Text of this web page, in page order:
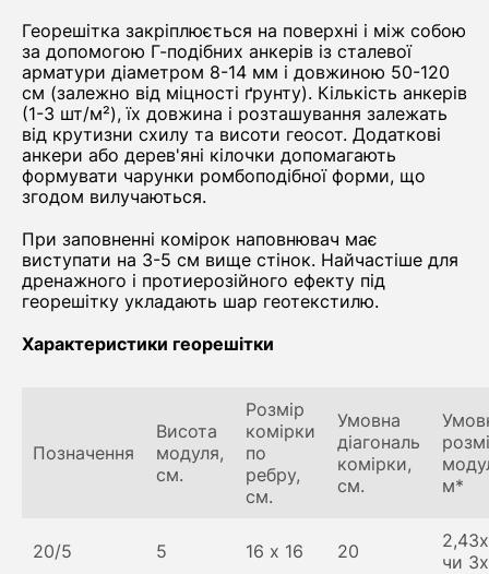
Георешітка закріплюється на поверхні і між собою
за допомогою Г-подібних анкерів із сталевої
арматури діаметром 8-14 мм і довжиною 50-120
см (залежно від міцності ґрунту). Кількість анкерів
(1-3 шт/м²), їх довжина і розташування залежать
від крутизни схилу та висоти геосот. Додаткові
анкери або дерев'яні кілочки допомагають
формувати чарунки ромбоподібної форми, що
згодом вилучаються.
При заповненні комірок наповнювач має
виступати на 3-5 см вище стінок. Найчастіше для
дренажного і протиерозійного ефекту під
георешітку укладають шар геотекстилю.
Характеристики георешітки
Позначення
Висота
модуля,
см.
Розмір
комірки
по
ребру,
см.
Умовна
діагональ
комірки,
см.
м*
20/5 5 16 х 16 20
чи